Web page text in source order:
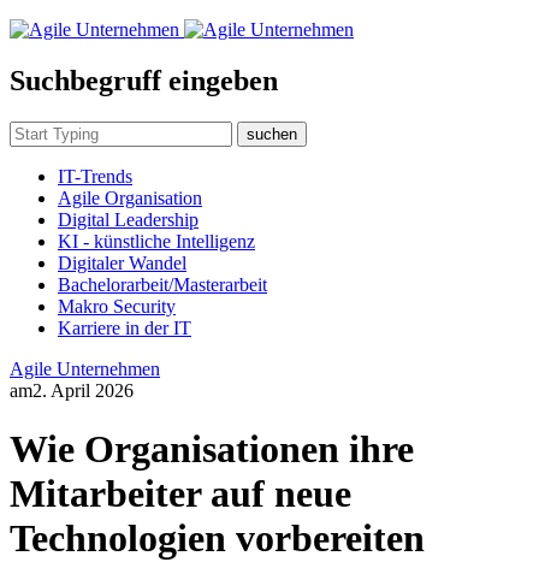
Suchbegruff eingeben
suchen
IT-Trends
Agile Organisation
Digital Leadership
KI - künstliche Intelligenz
Digitaler Wandel
Bachelorarbeit/Masterarbeit
Makro Security
Karriere in der IT
Agile Unternehmen
am2. April 2026
Wie Organisationen ihre
Mitarbeiter auf neue
Technologien vorbereiten